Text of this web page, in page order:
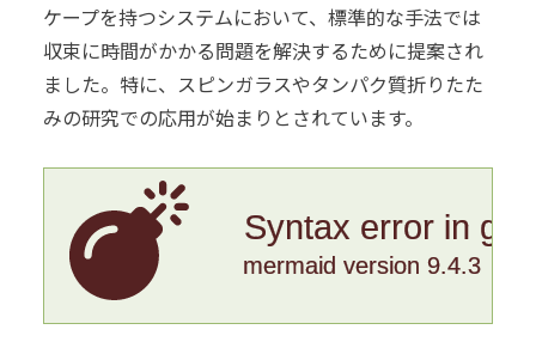
ケープを持つシステムにおいて、標準的な手法では
収束に時間がかかる問題を解決するために提案され
ました。特に、スピンガラスやタンパク質折りたた
みの研究での応用が始まりとされています。
Syntax error in
mermaid version 9.4.3